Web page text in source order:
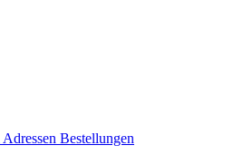
Adressen Bestellungen